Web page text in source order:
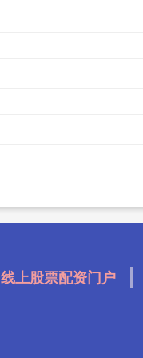
线上股票配资门户